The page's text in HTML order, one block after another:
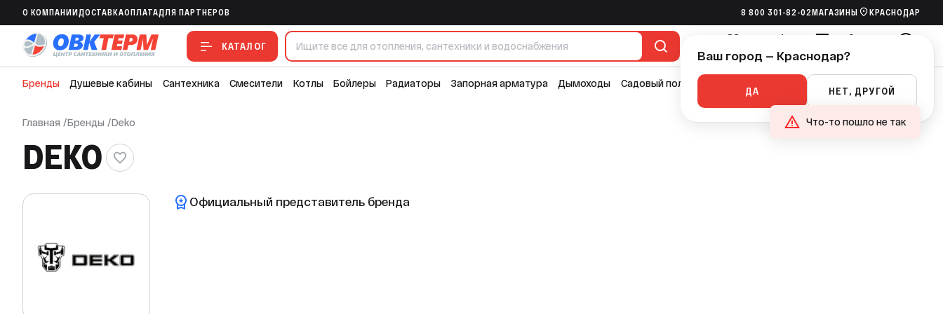
O КОМПАНИИ ДОСТАВКАОПЛАТАДЛЯ ПАРТНЕРОВ 8 800 301-82-02 МАГАЗИНЫ КРАСНОДАР
КАТАЛОГ
ИзбранноеСравнениеСметыКорзина
Бренды Душевые кабины Сантехника Смесители Котлы Бойлеры Радиаторы Запорная арматура Дымоходы Садовый полив Канализация Ручной инструмент
Главная /Бренды /Deko
DEKO
Официальный представитель бренда
Ваш город — Краснодар?
ДА НЕТ, ДРУГОЙ
Что-то пошло не так